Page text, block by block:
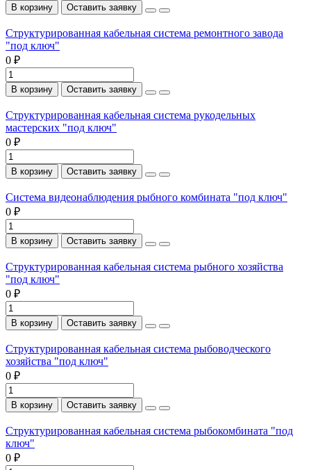
В корзину Оставить заявку
Структурированная кабельная система ремонтного завода
"под ключ"
0 ₽
В корзину Оставить заявку
Структурированная кабельная система рукодельных
мастерских "под ключ"
0 ₽
В корзину Оставить заявку
Система видеонаблюдения рыбного комбината "под ключ"
0 ₽
В корзину Оставить заявку
Структурированная кабельная система рыбного хозяйства
"под ключ"
0 ₽
В корзину Оставить заявку
Структурированная кабельная система рыбоводческого
хозяйства "под ключ"
0 ₽
В корзину Оставить заявку
Структурированная кабельная система рыбокомбината "под
ключ"
0 ₽